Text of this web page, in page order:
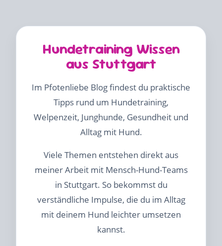
Hundetraining Wissen
aus Stuttgart
Im Pfotenliebe Blog findest du praktische
Tipps rund um Hundetraining,
Welpenzeit, Junghunde, Gesundheit und
Alltag mit Hund.
Viele Themen entstehen direkt aus
meiner Arbeit mit Mensch-Hund-Teams
in Stuttgart. So bekommst du
verständliche Impulse, die du im Alltag
mit deinem Hund leichter umsetzen
kannst.